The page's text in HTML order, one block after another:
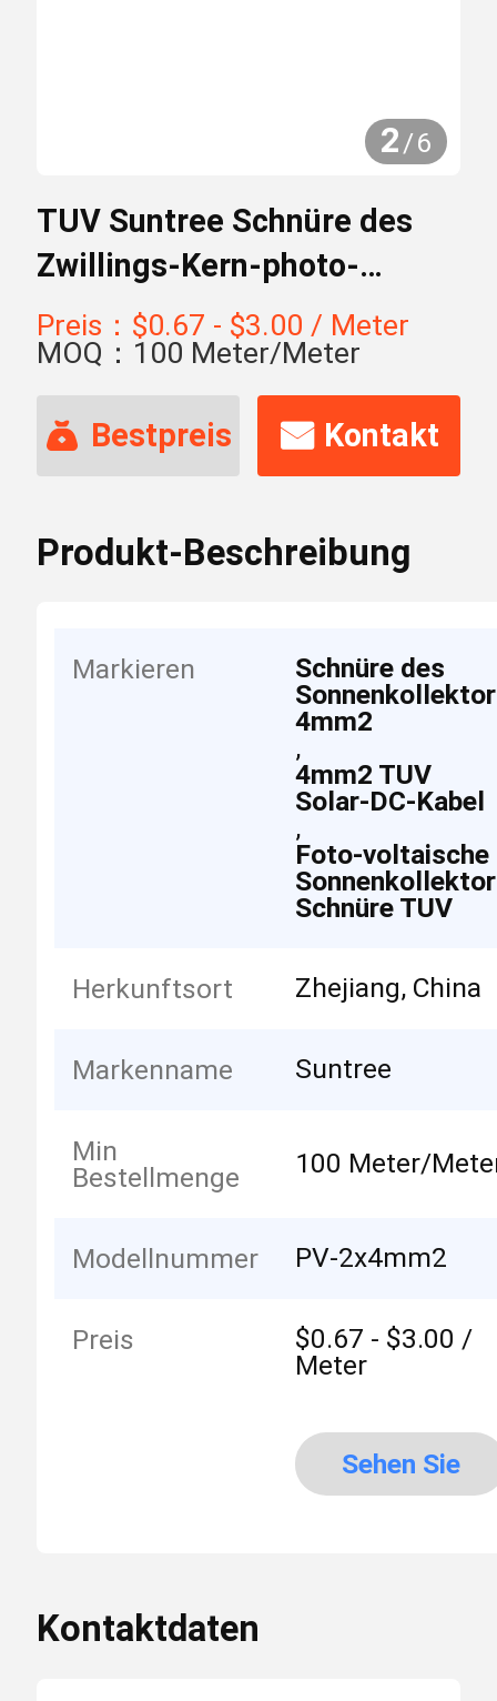
2/6
TUV Suntree Schnüre des
Zwillings-Kern-photo-
voltaische Sonnenkollektor-
4mm2
Preis：$0.67 - $3.00 / Meter
MOQ：100 Meter/Meter
Bestpreis Kontakt
Produkt-Beschreibung
Markieren
Schnüre des
4mm2
,
4mm2 TUV
Solar-DC-Kabel
,
Foto-voltaische
Schnüre TUV
Herkunftsort Zhejiang, China
Markenname Suntree
Min
Bestellmenge
100 Meter/
Modellnummer PV-2x4mm2
Preis
$0.67 - $3.00 /
Meter
Sehen Sie
Kontaktdaten